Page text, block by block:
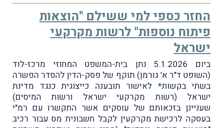
החזר כספי למי ששילם "הוצאות
פיתוח נוספות" לרשות מקרקעי
ישראל
ביום 5.1.2026 נתן בית-המשפט המחוזי מרכז-לוד
(השופט ד"ר א' גורמן) תוקף של פסק-הדין להסדר הפשרה
בשתי בקשות* לאישור תובענה כייצוגית כנגד מדינת
ישראל (רשות מקרקעי ישראל ורשות המיסים)
שעניינן בזכאותם של עוסקים אשר התקשרו עם רמ"י
בעסקה לרכישת מקרקעין לקבל חשבונית מס עבור רכיב